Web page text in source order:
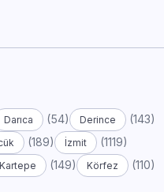
Darıca (54) Derince (143)
(189) İzmit (1119)
Kartepe (149) Körfez (110)